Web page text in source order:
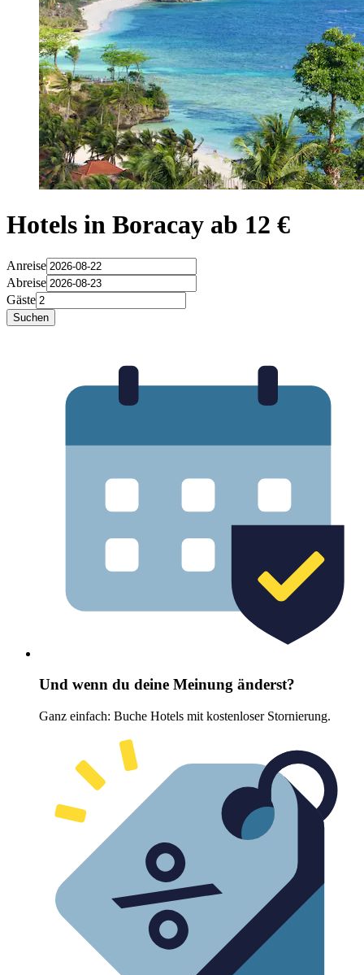
Hotels in Boracay ab 12 €
Anreise
Abreise
Gäste
Suchen
Und wenn du deine Meinung änderst?
Ganz einfach: Buche Hotels mit kostenloser Stornierung.